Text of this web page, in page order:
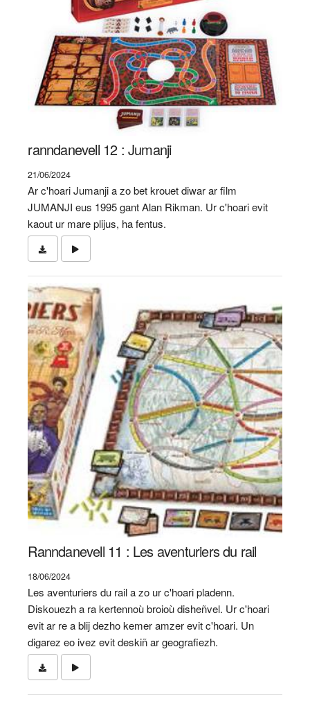
ranndanevell 12 : Jumanji
21/06/2024
Ar c'hoari Jumanji a zo bet krouet diwar ar film
JUMANJI eus 1995 gant Alan Rikman. Ur c'hoari evit
kaout ur mare plijus, ha fentus.
Ranndanevell 11 : Les aventuriers du rail
18/06/2024
Les aventuriers du rail a zo ur c'hoari pladenn.
Diskouezh a ra kertennoù broioù disheñvel. Ur c'hoari
evit ar re a blij dezho kemer amzer evit c'hoari. Un
digarez eo ivez evit deskiñ ar geografiezh.